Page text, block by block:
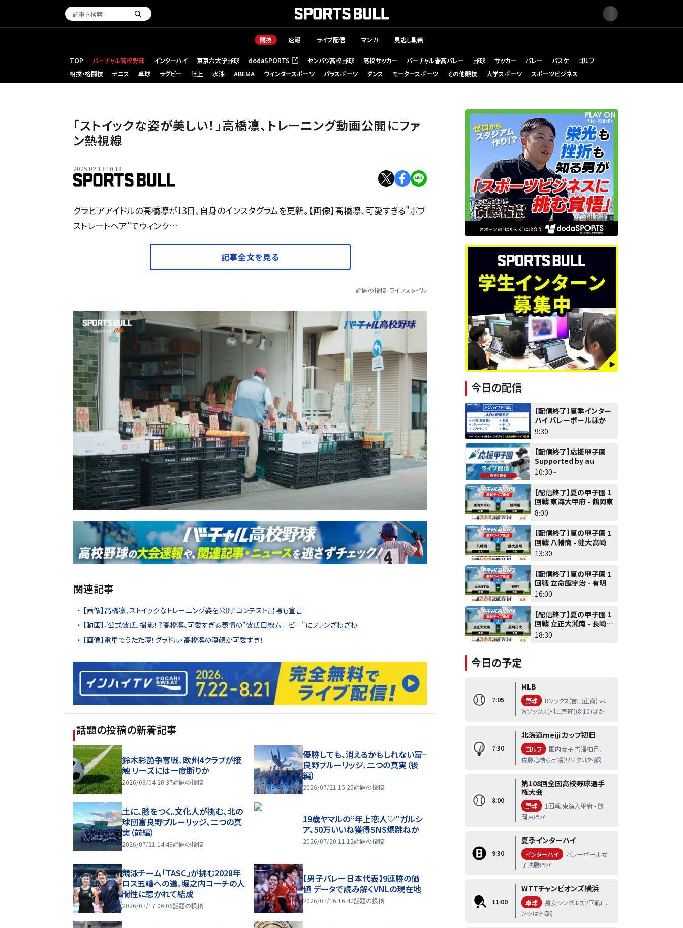
競技 速報 ライブ配信 マンガ 見逃し動画
TOP バーチャル高校野球 インターハイ 東京六大学野球 dodaSPORTS
（新しいタブで開く） センバツ高校野球 高校サッカー バーチャル春高バレー 野球 サッカー バレー バスケ
ゴルフ
相撲・格闘技
テニス 卓球 ラグビー 陸上 水泳 ABEMA ウインタースポーツ パラスポーツ ダンス モータースポーツ その他競技 大学スポーツ スポーツビジネス
「ストイックな姿が美しい！」高橋凛、トレーニング動画公開にファ
ン熱視線
2025.02.13 10:18
グラビアアイドルの高橋凛が13日、自身のインスタグラムを更新。【画像】高橋凛、可愛すぎる"ボブ
ストレートヘア"でウィンク…
記事全文を見る
話題の投稿 ライフスタイル
関連記事
【画像】高橋凛、ストイックなトレーニング姿を公開！コンテスト出場も宣言
【動画】『公式彼氏』撮影！？高橋凛、可愛すぎる表情の"彼氏目線ムービー"にファンざわざわ
【画像】電車でうたた寝！グラドル・高橋凛の寝顔が可愛すぎ！
話題の投稿の新着記事
鈴木彩艶争奪戦、欧州4クラブが接
触 リーズには一度断りか
2026/08/04 20:37話題の投稿
優勝しても、消えるかもしれない――富
良野ブルーリッジ、二つの真実（後
編）
2026/07/21 15:25話題の投稿
土に、膝をつく。文化人が挑む、北の
球団――富良野ブルーリッジ、二つの真
実（前編）
2026/07/21 14:48話題の投稿
19歳ヤマルの“年上恋人♡”ガルシ
ア、50万いいね獲得SNS爆跳ねか
2026/07/20 11:12話題の投稿
競泳チーム「TASC」が挑む2028年
ロス五輪への道。堀之内コーチの人
間性に惹かれて結成
2026/07/17 06:06話題の投稿
【男子バレー日本代表】9連勝の価
値 データで読み解くVNLの現在地
2026/07/16 16:42話題の投稿
今日の配信
【配信終了】夏季インター
ハイ バレーボールほか
9:30
【配信終了】応援甲子園
Supported by au
10:30~
【配信終了】夏の甲子園 1
回戦 東海大甲府 - 鶴岡東
8:00
【配信終了】夏の甲子園 1
回戦 八幡商 - 健大高崎
13:30
【配信終了】夏の甲子園 1
回戦 立命館宇治 - 有明
16:00
【配信終了】夏の甲子園 1
回戦 立正大淞南 - 長崎日
大
18:30
今日の予定
7:05
MLB
野球
Rソックス(吉田正尚) vs.
Wソックス(村上宗隆)(8:10)ほか
7:30
北海道meiji カップ初日
ゴルフ
国内女子 吉澤柚月、
佐藤心結ら出場(リンクは外部)
8:00
第108回全国高校野球選手
権大会
野球
1回戦 東海大甲府 - 鶴
岡東ほか
9:30
夏季インターハイ
インターハイ
バレーボール女
子決勝ほか
11:00
WTTチャンピオンズ横浜
卓球
男女シングルス2回戦(リ
ンクは外部)